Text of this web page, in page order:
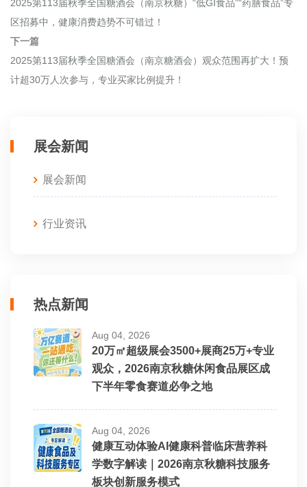
2025第113届秋季全国糖酒会（南京秋糖）“低GI食品”“药膳食品”专
区招募中，健康消费趋势不可错过！
下一篇
2025第113届秋季全国糖酒会（南京糖酒会）观众范围再扩大！预
计超30万人次参与，专业买家比例提升！
展会新闻
展会新闻
行业资讯
热点新闻
Aug 04, 2026
20万㎡超级展会3500+展商25万+专业
观众，2026南京秋糖休闲食品展区成
下半年零食赛道必争之地
Aug 04, 2026
健康互动体验AI健康科普临床营养科
学数字解读｜2026南京秋糖科技服务
板块创新服务模式